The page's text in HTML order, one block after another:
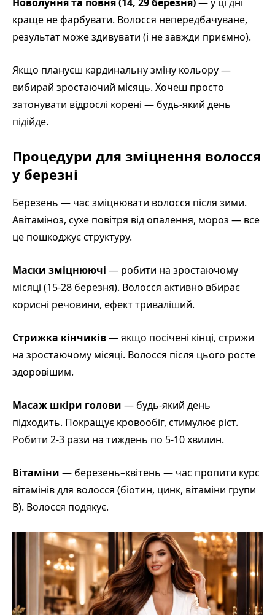
краще не фарбувати. Волосся непередбачуване,
результат може здивувати (і не завжди приємно).
Якщо плануєш кардинальну зміну кольору —
вибирай зростаючий місяць. Хочеш просто
затонувати відрослі корені — будь-який день
підійде.
Процедури для зміцнення волосся
у березні
Березень — час зміцнювати волосся після зими.
Авітаміноз, сухе повітря від опалення, мороз — все
це пошкоджує структуру.
Маски зміцнюючі — робити на зростаючому
місяці (15-28 березня). Волосся активно вбирає
корисні речовини, ефект триваліший.
Стрижка кінчиків— якщо посічені кінці, стрижи
на зростаючому місяці. Волосся після цього росте
здоровішим.
Масаж шкіри голови — будь-який день
підходить. Покращує кровообіг, стимулює ріст.
Робити 2-3 рази на тиждень по 5-10 хвилин.
Вітаміни — березень–квітень — час пропити курс
вітамінів для волосся (біотин, цинк, вітаміни групи
B). Волосся подякує.